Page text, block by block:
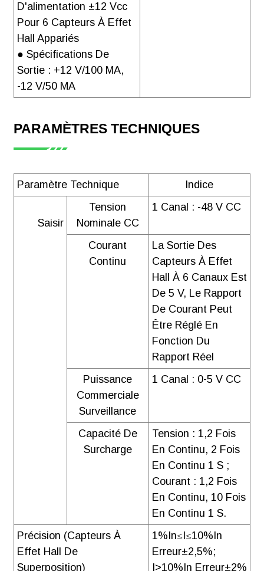
D'alimentation ±12 Vcc
Pour 6 Capteurs À Effet
Hall Appariés
● Spécifications De
Sortie : +12 V/100 MA,
-12 V/50 MA
PARAMÈTRES TECHNIQUES
Paramètre Technique Indice
Saisir
Tension
Nominale CC
1 Canal : -48 V CC
Courant
Continu
La Sortie Des
Capteurs À Effet
Hall À 6 Canaux Est
De 5 V, Le Rapport
De Courant Peut
Être Réglé En
Fonction Du
Rapport Réel
Puissance
Commerciale
Surveillance
1 Canal : 0-5 V CC
Capacité De
Surcharge
Tension : 1,2 Fois
En Continu, 2 Fois
En Continu 1 S ;
Courant : 1,2 Fois
En Continu, 10 Fois
En Continu 1 S.
Précision (capteurs À
Effet Hall De
Superposition)
1%In≤I≤10%In
Erreur±2,5%;
I>10%In Erreur±2%
[locale ou à un
tiers]
Télécharger
Rapport de test
de la série
AMC16(L)-
Télécharger